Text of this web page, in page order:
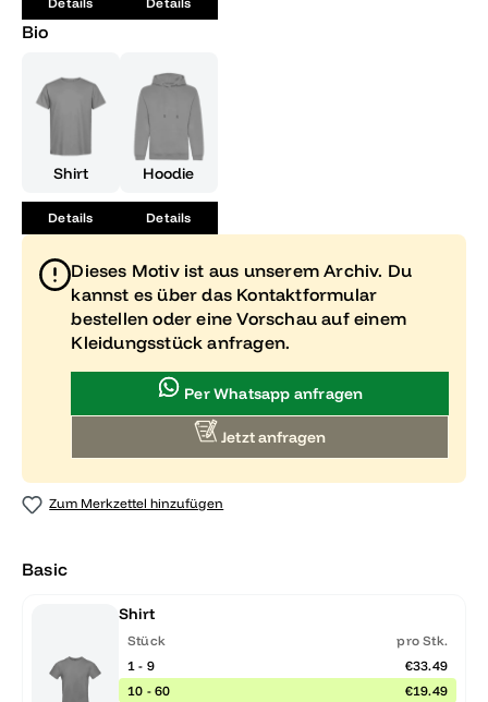
Bio
Shirt
Details
Hoodie
Details
Dieses Motiv ist aus unserem Archiv. Du
kannst es über das Kontaktformular
bestellen oder eine Vorschau auf einem
Kleidungsstück anfragen.
Per Whatsapp anfragen
Jetzt anfragen
Zum Merkzettel hinzufügen
Basic
Shirt
Stück
pro Stk.
1 - 9
€33.49
10 - 60
€19.49